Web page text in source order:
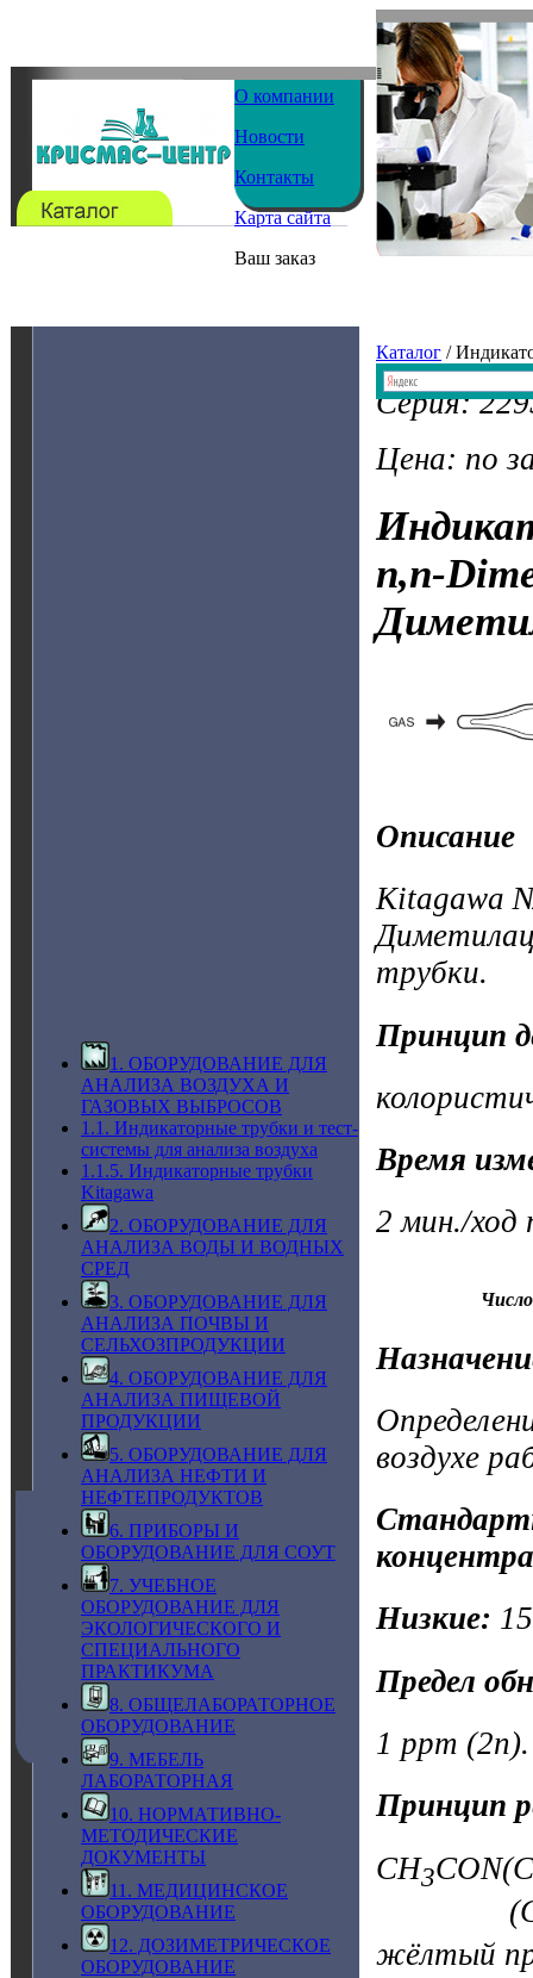
О компании
Новости
Контакты
Карта сайта
Ваш заказ
1. ОБОРУДОВАНИЕ ДЛЯ
АНАЛИЗА ВОЗДУХА И
ГАЗОВЫХ ВЫБРОСОВ
1.1. Индикаторные трубки и тест-
системы для анализа воздуха
1.1.5. Индикаторные трубки
Kitagawa
2. ОБОРУДОВАНИЕ ДЛЯ
АНАЛИЗА ВОДЫ И ВОДНЫХ
СРЕД
3. ОБОРУДОВАНИЕ ДЛЯ
АНАЛИЗА ПОЧВЫ И
СЕЛЬХОЗПРОДУКЦИИ
4. ОБОРУДОВАНИЕ ДЛЯ
АНАЛИЗА ПИЩЕВОЙ
ПРОДУКЦИИ
5. ОБОРУДОВАНИЕ ДЛЯ
АНАЛИЗА НЕФТИ И
НЕФТЕПРОДУКТОВ
6. ПРИБОРЫ И
ОБОРУДОВАНИЕ ДЛЯ СОУТ
7. УЧЕБНОЕ
ОБОРУДОВАНИЕ ДЛЯ
ЭКОЛОГИЧЕСКОГО И
СПЕЦИАЛЬНОГО
ПРАКТИКУМА
8. ОБЩЕЛАБОРАТОРНОЕ
ОБОРУДОВАНИЕ
9. МЕБЕЛЬ
ЛАБОРАТОРНАЯ
10. НОРМАТИВНО-
МЕТОДИЧЕСКИЕ
ДОКУМЕНТЫ
11. МЕДИЦИНСКОЕ
ОБОРУДОВАНИЕ
12. ДОЗИМЕТРИЧЕСКОЕ
ОБОРУДОВАНИЕ
Каталог /
Серия:
Цена: по
n,n-
Описание
Kitagawa
трубки.
Принцип
Время
2 мин./ход
воздухе
Низкие:
Предел
1 ppm (2n).
Принцип
CH3
жёлтый